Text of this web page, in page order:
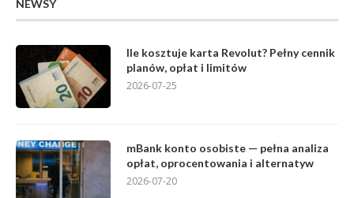
NEWSY
Ile kosztuje karta Revolut? Pełny cennik
planów, opłat i limitów
2026-07-25
mBank konto osobiste — pełna analiza
opłat, oprocentowania i alternatyw
2026-07-20